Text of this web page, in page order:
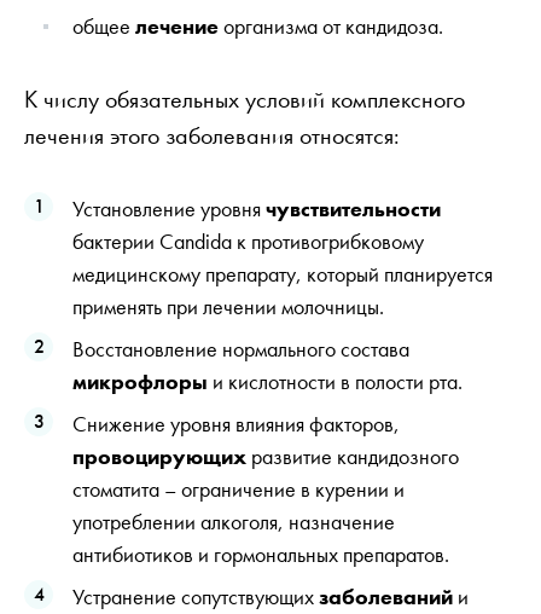
общее лечениеорганизма от кандидоза.
К числу обязательных условий комплексного
лечения этого заболевания относятся:
Установление уровнячувствительности
бактерии Candida к противогрибковому
медицинскому препарату, который планируется
применять при лечении молочницы.
Восстановление нормального состава
микрофлоры и кислотности в полости рта.
Снижение уровня влияния факторов,
провоцирующих развитие кандидозного
стоматита – ограничение в курении и
употреблении алкоголя, назначение
антибиотиков и гормональных препаратов.
Устранение сопутствующихзаболеваний и